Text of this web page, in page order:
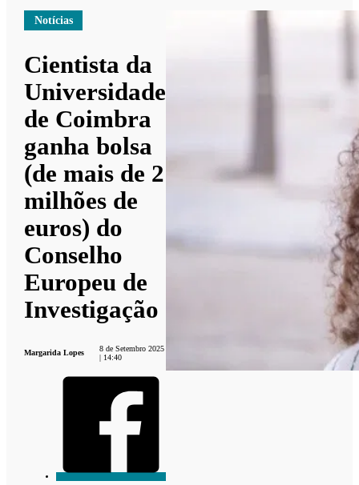
Notícias
Cientista da
Universidade
de Coimbra
ganha bolsa
(de mais de 2
milhões de
euros) do
Conselho
Europeu de
Investigação
Margarida Lopes
8 de Setembro 2025
| 14:40